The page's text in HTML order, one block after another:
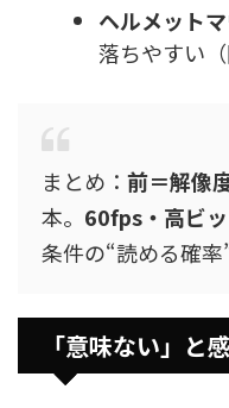
ヘルメット
落ちやすい
まとめ： 前＝解像
本。 60fps・高ビ
条件の“読める確率
「意味ない」と